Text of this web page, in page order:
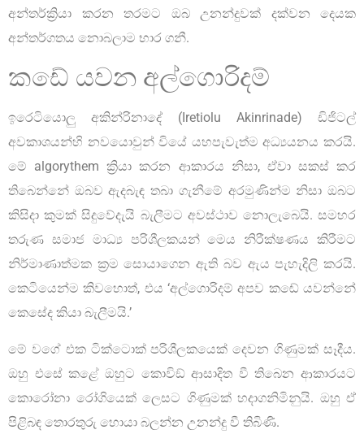
අන්තර්ක්‍රියා කරන තරමට ඔබ උනන්දුවක් දක්වන දෙයක
අන්තර්ගතය නොබලාම භාර ගනී.
කඩේ යවන අල්ගොරිදම්
ඉරෙටියොලු අකින්රිනාදේ (Iretiolu Akinrinade) ඩිජිටල්
අවකාශයන්හි නවයොවුන් වියේ යහපැවැත්ම අධ්‍යයනය කරයි.
මේ algorythem ක්‍රියා කරන ආකාරය නිසා, ඒවා සකස් කර
තිබෙන්නේ ඔබව ඇදබැඳ තබා ගැනීමේ අරමුණින්ම නිසා ඔබට
කිසිදා කුමක් සිදුවේදැයි බැලීමට අවස්ථාව නොලැබෙයි. සමහර
තරුණ සමාජ මාධ්‍ය පරිශීලකයන් මෙය නිරීක්ෂණය කිරීමට
නිර්මාණාත්මක ක්‍රම සොයාගෙන ඇති බව ඇය පැහැදිලි කරයි.
කෙටියෙන්ම කිවහොත්, එය ‘අල්ගොරිදම් අපව කඬේ යවන්නේ
කෙසේද කියා බැලීමයි.’
මේ වගේ එක ටික්ටොක් පරිශීලකයෙක් දෙවන ගිණුමක් සෑදීය.
ඔහු එසේ කළේ ඔහුට කොවිඞ් ආසාදිත වී තිබෙන ආකාරයට
කොරෝනා රෝගියෙක් ලෙසට ගිණුමක් හදාගනිමිනුයි. ඔහු ඒ
පිළිබඳ තොරතුරු හොයා බලන්න උනන්දු වී තිබිණි.